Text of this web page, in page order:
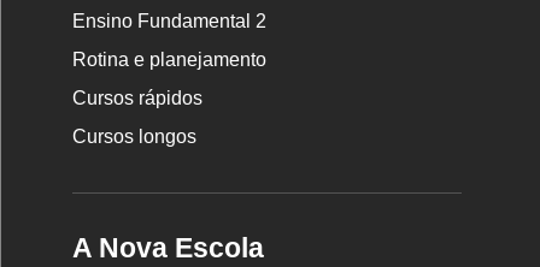
Ensino Fundamental 2
Rotina e planejamento
Cursos rápidos
Cursos longos
A Nova Escola